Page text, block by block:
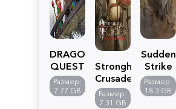
DRAGON
QUEST
VII
Reimagined
Размер:
7.77 GB
Stronghold
Crusader:
Definitive
Edition
Размер:
7.31 GB
Sudden
Strike
5
Размер:
18.3 GB